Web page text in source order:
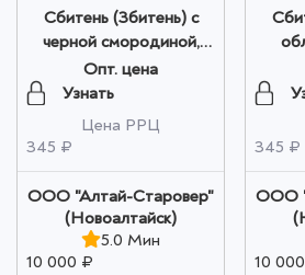
Сбитень (Збитень) с
черной смородиной,
200мл оптом
Опт. цена
Узнать
Цена РРЦ
345 ₽
ООО "Алтай-Старовер"
(Новоалтайск)
5.0 Мин
10 000 ₽
345 ₽
ООО
10